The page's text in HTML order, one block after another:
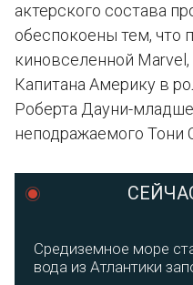
актерского состава
обеспокоены тем, что
киновселенной
Капитана Америку в
Роберта Дауни-
неподражаемого Тони
Средиземное море
вода из Атлантики